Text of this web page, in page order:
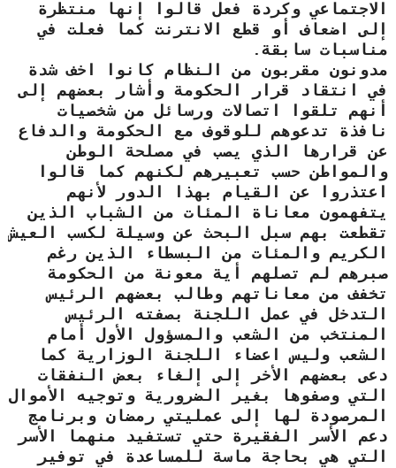
الاجتماعي وكردة فعل قالوا إنها منتظرة
إلى اضعاف أو قطع الانترنت كما فعلت في
مناسبات سابقة.
مدونونمقربون من النظام كانوا اخف شدة
في انتقاد قرار الحكومة وأشار بعضهم إلى
أنهم تلقوا اتصالات ورسائل من شخصيات
نافذة تدعوهم للوقوف مع الحكومة والدفاع
عن قرارها الذي يصب في مصلحة الوطن
والمواطن حسب تعبيرهم لكنهم كما قالوا
اعتذروا عن القيام بهذا الدور لأنهم
يتفهمون معاناة المئات من الشباب الذين
تقطعت بهم سبل البحث عن وسيلة لكسب العيش
الكريم والمئات من البسطاء الذين رغم
صبرهم لم تصلهم أية معونة من الحكومة
تخفف من معاناتهم وطالب بعضهم الرئيس
التدخل في عمل اللجنة بصفته الرئيس
المنتخب من الشعب والمسؤول الأول
أمام
الشعب وليس اعضاء اللجنة الوزارية كما
دعى بعضهم الأخر
إ لى إلغاء بعض النفقات
التي وصفوها
بغير الضرورية وتوجيه الأموال
المرصودة لها إلى عمليتي رمضان وبرنامج
دعم الأسر الفقيرة حتي تستفيد منهما الأسر
التي هي بحاجة ماسة للمساعدة في توفير